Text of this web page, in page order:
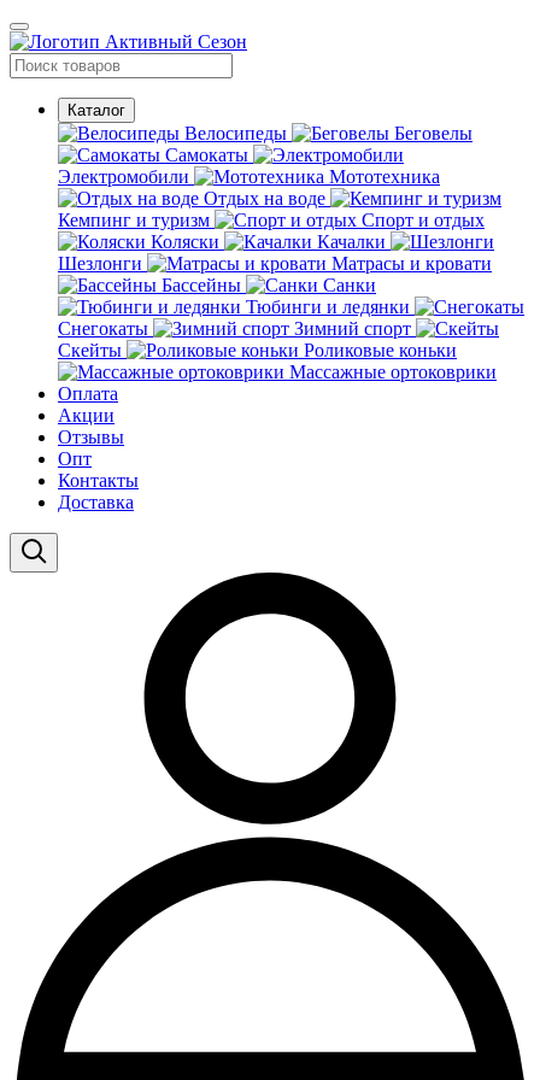
Каталог
Велосипеды
Беговелы
Самокаты
Электромобили
Мототехника
Отдых на воде
Кемпинг и туризм
Спорт и отдых
Коляски
Качалки
Шезлонги
Матрасы и кровати
Бассейны
Санки
Тюбинги и ледянки
Снегокаты
Зимний спорт
Скейты
Роликовые коньки
Массажные ортоковрики
Оплата
Акции
Отзывы
Опт
Контакты
Доставка